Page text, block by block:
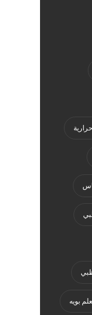
بويه